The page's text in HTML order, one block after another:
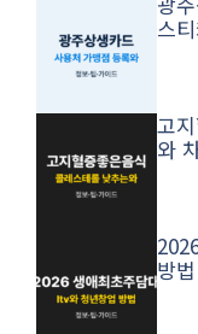
스
고
와
방법